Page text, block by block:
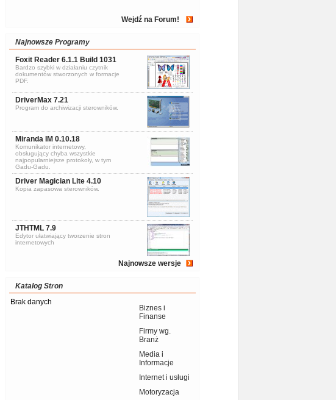
Wejdź na Forum!
Najnowsze Programy
Foxit Reader 6.1.1 Build 1031
Bardzo szybki w działaniu czytnik
dokumentów stworzonych w formacje
PDF.
DriverMax 7.21
Program do archiwizacji sterowników.
Miranda IM 0.10.18
Komunikator internetowy,
obsługujący chyba wszystkie
najpopularniejsze protokoły, w tym
Gadu-Gadu.
Driver Magician Lite 4.10
Kopia zapasowa sterowników.
JTHTML 7.9
Edytor ułatwiający tworzenie stron
internetowych
Najnowsze wersje
Katalog Stron
Brak danych
Biznes i
Finanse
Firmy wg.
Branż
Media i
Informacje
Internet i usługi
Motoryzacja